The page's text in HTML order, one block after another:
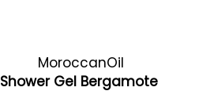
MoroccanOil
Shower Gel Bergamote